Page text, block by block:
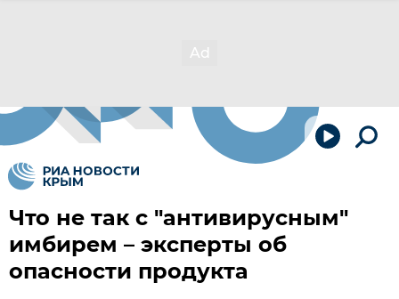
Что не так с "антивирусным"
имбирем – эксперты об
опасности продукта